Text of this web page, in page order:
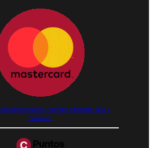
gracias a PSE, Wompi, MercadoPago y
Binance.